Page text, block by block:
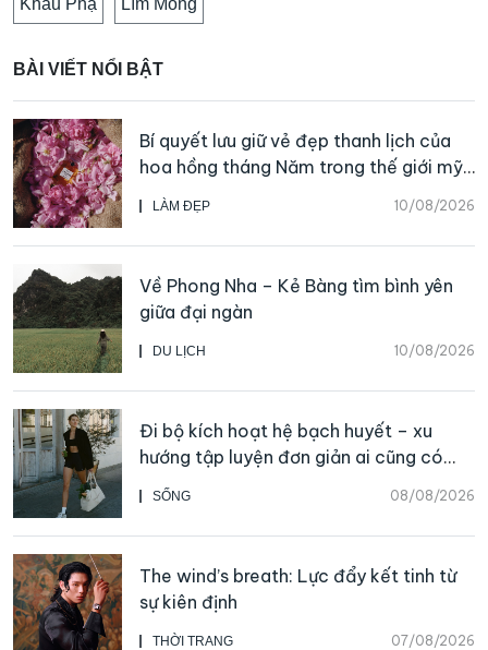
BÀI VIẾT NỔI BẬT
LÀM ĐẸP 10/08/2026
Bí quyết lưu giữ vẻ đẹp thanh lịch của
hoa hồng tháng Năm trong thế giới mỹ
phẩm và nước hoa CHANEL
DU LỊCH 10/08/2026
Về Phong Nha – Kẻ Bàng tìm bình yên
giữa đại ngàn
SỐNG 08/08/2026
Đi bộ kích hoạt hệ bạch huyết – xu
hướng tập luyện đơn giản ai cũng có
thể bắt đầu
THỜI TRANG 07/08/2026
The wind’s breath: Lực đẩy kết tinh từ
sự kiên định